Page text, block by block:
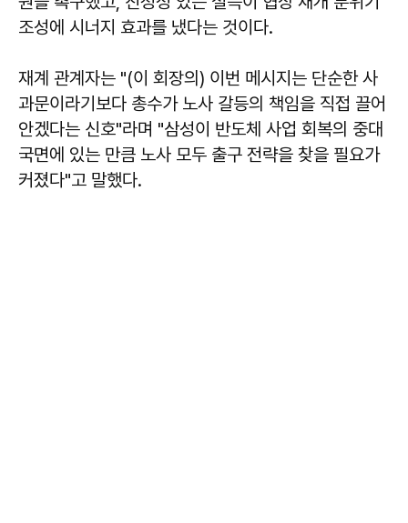
조성에 시너지 효과를 냈다는 것이다.
재계 관계자는 "(이 회장의) 이번 메시지는 단순한 사
과문이라기보다 총수가 노사 갈등의 책임을 직접 끌어
안겠다는 신호"라며 "삼성이 반도체 사업 회복의 중대
국면에 있는 만큼 노사 모두 출구 전략을 찾을 필요가
커졌다"고 말했다.